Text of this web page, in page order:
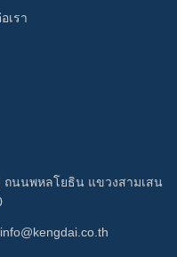
เรา
ถนนพหลโยธิน แขวงสามเสน
info@kengdai.co.th